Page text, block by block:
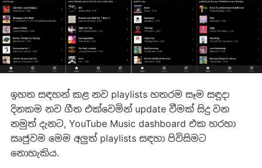
ඉහත සඳහන් කළ නව playlists හතරම සෑම සඳුදා
දිනකම නව ගීත එක්වෙමින් update වීමක් සිදු වන
නමුත් දැනට, YouTube Music dashboard එක හරහා
සෘජුවම මෙම අලුත් playlists සඳහා පිවිසිමට
නොහැකිය.